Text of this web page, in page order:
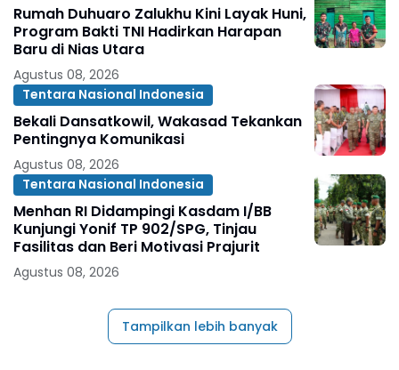
Rumah Duhuaro Zalukhu Kini Layak Huni,
Program Bakti TNI Hadirkan Harapan
Baru di Nias Utara
Agustus 08, 2026
Tentara Nasional Indonesia
Bekali Dansatkowil, Wakasad Tekankan
Pentingnya Komunikasi
Agustus 08, 2026
Tentara Nasional Indonesia
Menhan RI Didampingi Kasdam I/BB
Kunjungi Yonif TP 902/SPG, Tinjau
Fasilitas dan Beri Motivasi Prajurit
Agustus 08, 2026
Tampilkan lebih banyak